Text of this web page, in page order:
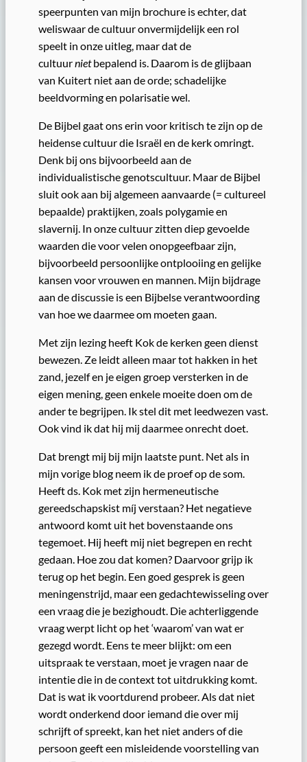
speerpunten van mijn brochure is echter, dat
weliswaar de cultuur onvermijdelijk een rol
speelt in onze uitleg, maar dat de
cultuurnietbepalend is. Daarom is de glijbaan
van Kuitert niet aan de orde; schadelijke
beeldvorming en polarisatie wel.
De Bijbel gaat ons erin voor kritisch te zijn op de
heidense cultuur die Israël en de kerk omringt.
Denk bij ons bijvoorbeeld aan de
individualistische genotscultuur. Maar de Bijbel
sluit ook aan bij algemeen aanvaarde (= cultureel
bepaalde) praktijken, zoals polygamie en
slavernij. In onze cultuur zitten diep gevoelde
waarden die voor velen onopgeefbaar zijn,
bijvoorbeeld persoonlijke ontplooiing en gelijke
kansen voor vrouwen en mannen. Mijn bijdrage
aan de discussie is een Bijbelse verantwoording
van hoe we daarmee om moeten gaan.
Met zijn lezing heeft Kok de kerken geen dienst
bewezen. Ze leidt alleen maar tot hakken in het
zand, jezelf en je eigen groep versterken in de
eigen mening, geen enkele moeite doen om de
ander te begrijpen. Ik stel dit met leedwezen vast.
Ook vind ik dat hij mij daarmee onrecht doet.
Dat brengt mij bij mijn laatste punt. Net als in
mijn vorige blog neem ik de proef op de som.
Heeft ds. Kok met zijn hermeneutische
gereedschapskist míj verstaan? Het negatieve
antwoord komt uit het bovenstaande ons
tegemoet. Hij heeft mij niet begrepen en recht
gedaan. Hoe zou dat komen? Daarvoor grijp ik
terug op het begin. Een goed gesprek is geen
meningenstrijd, maar een gedachtewisseling over
een vraag die je bezighoudt. Die achterliggende
vraag werpt licht op het ‘waarom’ van wat er
gezegd wordt. Eens te meer blijkt: om een
uitspraak te verstaan, moet je vragen naar de
intentie die in de context tot uitdrukking komt.
Dat is wat ik voortdurend probeer. Als dat niet
wordt onderkend door iemand die over mij
schrijft of spreekt, kan het niet anders of die
persoon geeft een misleidende voorstelling van